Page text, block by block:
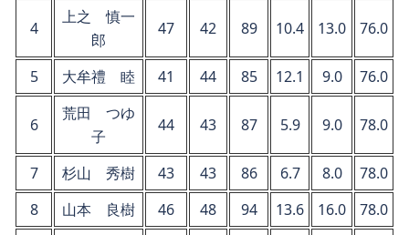
4
上之 慎一
郎
47 42 89 10.4 13.0 76.0
5 大牟禮 睦 41 44 85 12.1 9.0 76.0
6
荒田 つゆ
子
44 43 87 5.9 9.0 78.0
7 杉山 秀樹 43 43 86 6.7 8.0
78.0
8
山本 良樹 46 48 94 13.6 16.0
78.0